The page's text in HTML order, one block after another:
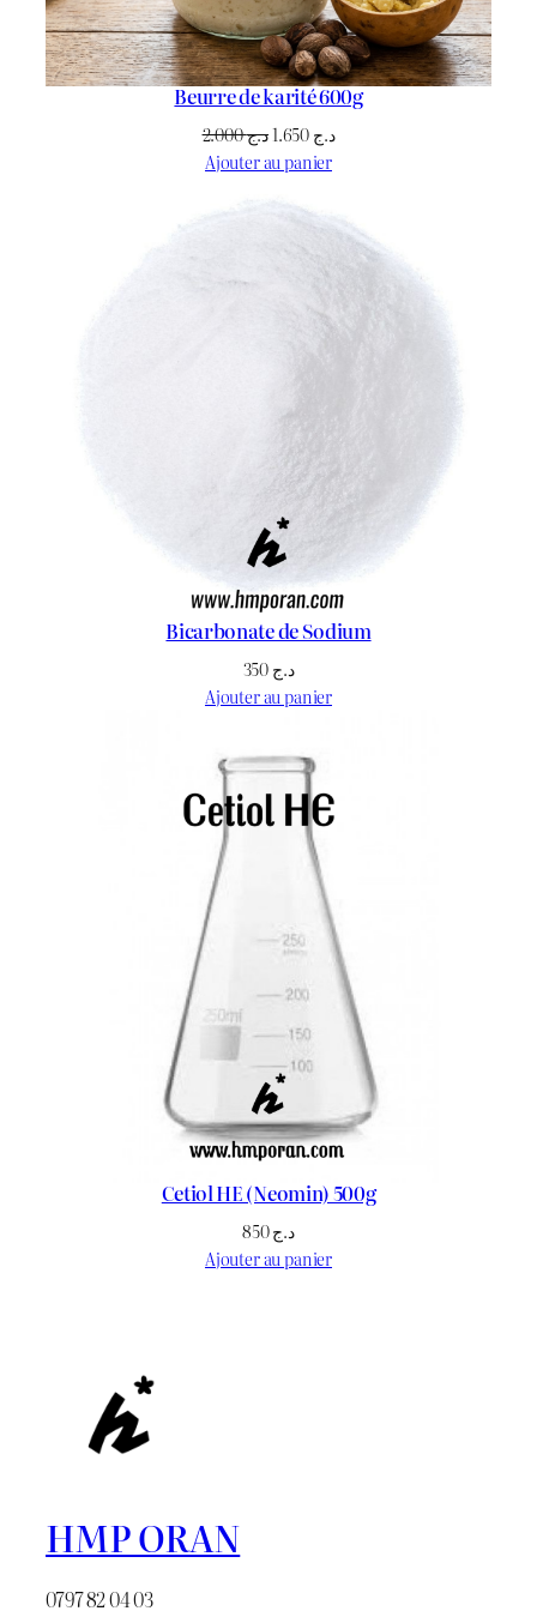
Beurre de karité 600g
د.ج2.000
Le
prix
était :
د.جLe
est :
Ajouter au panier
Bicarbonate de Sodium
د.ج
Ajouter au panier
Cetiol HE (Neomin) 500g
د.ج850
Ajouter au panier
HMP ORAN
0797 82 04 03